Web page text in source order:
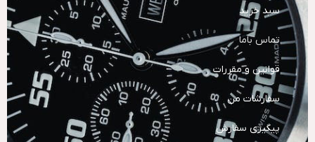
سبد خرید
تماس باما
قوانین و مقررات
سفارشات من
پیگیری سفارش